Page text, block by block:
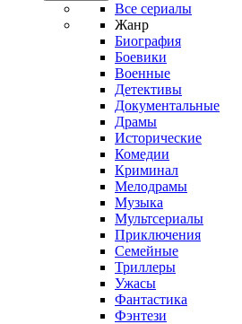
Все сериалы
Жанр
Биография
Боевики
Военные
Детективы
Документальные
Драмы
Исторические
Комедии
Криминал
Мелодрамы
Музыка
Мультсериалы
Приключения
Семейные
Триллеры
Ужасы
Фантастика
Фэнтези